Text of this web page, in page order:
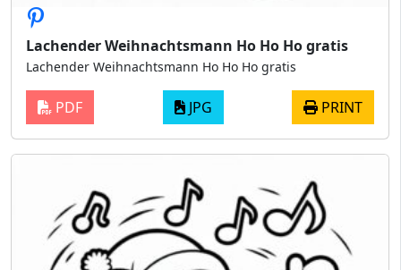
Lachender Weihnachtsmann Ho Ho Ho gratis
Lachender Weihnachtsmann Ho Ho Ho gratis
PDF JPG PRINT